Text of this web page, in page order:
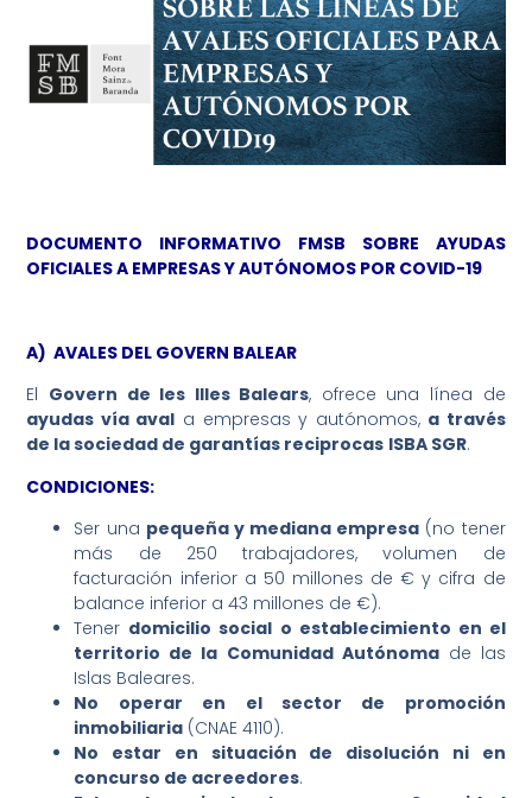
DOCUMENTO INFORMATIVO FMSB SOBRE AYUDAS
OFICIALES A EMPRESAS Y AUTÓNOMOS POR COVID-19
A) AVALES DEL GOVERN BALEAR
El Govern de les Illes Balears, ofrece una línea de
ayudas vía aval a empresas y autónomos, a través
de la sociedad de garantías reciprocas ISBA SGR.
CONDICIONES:
Ser una pequeña y mediana empresa (no tener
más de 250 trabajadores, volumen de
facturación inferior a 50 millones de € y cifra de
balance inferior a 43 millones de €).
Tener domicilio social o establecimiento en el
territorio de la Comunidad Autónomade las
Islas Baleares.
No operar en el sector de promoción
inmobiliaria (CNAE 4110).
No estar en situación de disolución ni en
concurso de acreedores.